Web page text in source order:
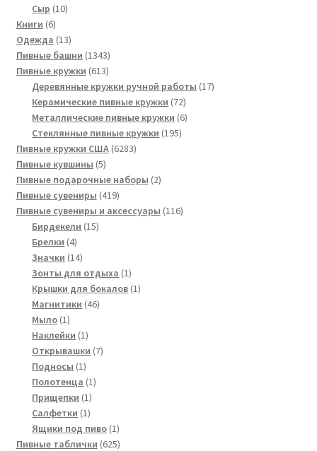
Сыр 1010
Книги 66
товаров
Одежда 1313
товаров
Пивные башни 13431343
товара
Пивные кружки 613613
товаров
Деревянные кружки ручной работы 1717
Керамические пивные кружки 7272
товара
Металлические пивные кружки 66
Стеклянные пивные кружки 195195
Пивные кружки США 62836283
Пивные кувшины 55
товаров
Пивные подарочные наборы 22
Пивные сувениры 419419
товаров
Пивные сувениры и аксессуары 116116
Бирдекели 1515
Брелки 44
товара
Значки 1414
товаров
Зонты для отдыха 11
товар
Крышки для бокалов 11
Магнитики 4646
Мыло 11
товар
Наклейки 11
товар
Открывашки 77
Подносы 11
товар
Полотенца 11
Прищепки 11
товар
Салфетки 11
товар
Ящики под пиво 11
товар
Пивные таблички 625625